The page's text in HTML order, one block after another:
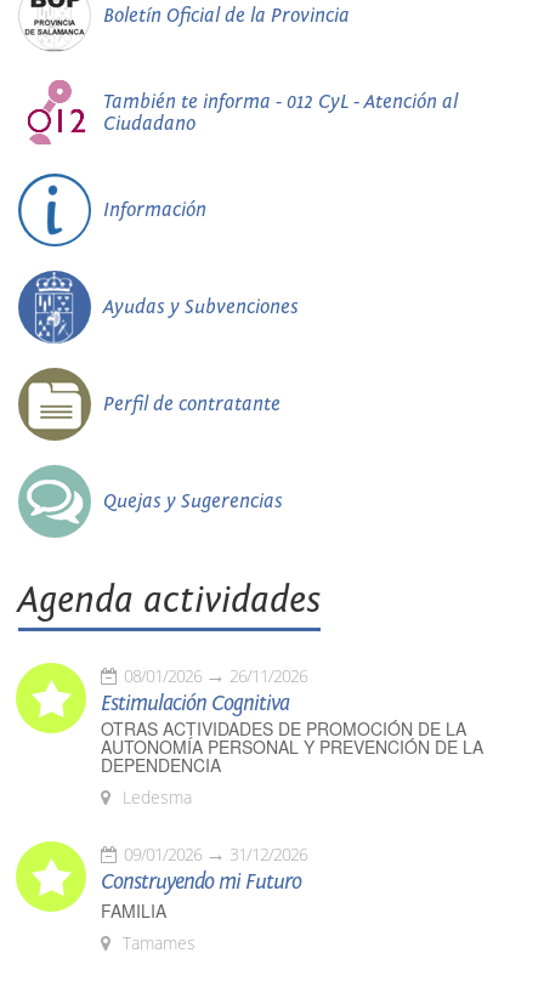
Boletín Oficial de la Provincia
También te informa - 012 CyL - Atención al
Ciudadano
Información
Ayudas y Subvenciones
Perfil de contratante
Quejas y Sugerencias
Agenda actividades
08/01/2026 26/11/2026
Estimulación Cognitiva
OTRAS ACTIVIDADES DE PROMOCIÓN DE LA
AUTONOMÍA PERSONAL Y PREVENCIÓN DE LA
DEPENDENCIA
Ledesma
09/01/2026 31/12/2026
Construyendo mi Futuro
FAMILIA
Tamames